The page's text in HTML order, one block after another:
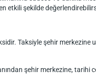
etkili şekilde
Taksiyle şehir merkezine
şehir merkezine, tarihi